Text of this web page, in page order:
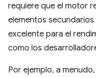
requiere que el motor
elementos
excelente para el
como los
Por ejemplo, a